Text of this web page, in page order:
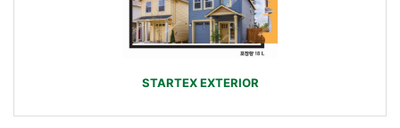
STARTEX EXTERIOR